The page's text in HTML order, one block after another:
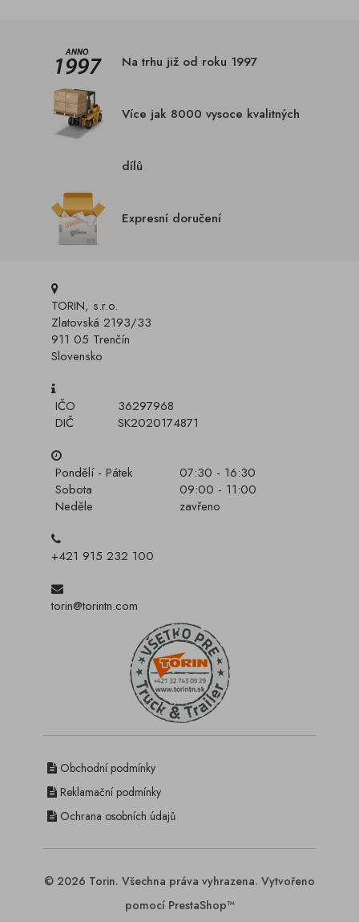
Na trhu již od roku 1997
Více jak 8000 vysoce kvalitných
dílů
Expresní doručení
TORIN, s.r.o.
Zlatovská 2193/33
911 05 Trenčín
Slovensko
IČO
36297968
DIČ
SK2020174871
Pondělí - Pátek
07:30 - 16:30
Sobota
09:00 - 11:00
Neděle
zavřeno
+421 915 232 100
torin@torintn.com
Obchodní podmínky
Reklamační podmínky
Ochrana osobních údajů
© 2026 Torin. Všechna práva vyhrazena. Vytvořeno
pomocí PrestaShop™